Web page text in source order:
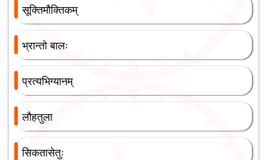
सूक्तिमौक्तिकम्
भ्रान्तो बालः
प्रत्यभिग्यानम्
लौहतुला
सिकतासेतुः